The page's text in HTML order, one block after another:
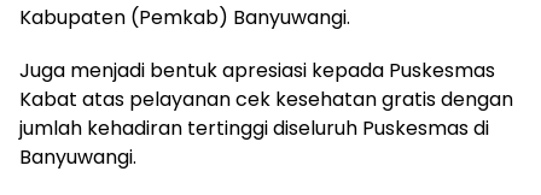
Kabupaten (Pemkab) Banyuwangi.
Juga menjadi bentuk apresiasi kepada Puskesmas
Kabat atas pelayanan cek kesehatan gratis dengan
jumlah kehadiran tertinggi diseluruh Puskesmas di
Banyuwangi.